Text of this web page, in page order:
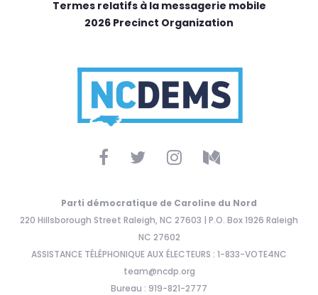
Termes relatifs à la messagerie mobile
2026 Precinct Organization
Parti démocratique de Caroline du Nord
220 Hillsborough Street Raleigh, NC 27603 | P.O. Box 1926 Raleigh
NC 27602
ASSISTANCE TÉLÉPHONIQUE AUX ÉLECTEURS : 1-833-VOTE4NC
team@ncdp.org
Bureau : 919-821-2777